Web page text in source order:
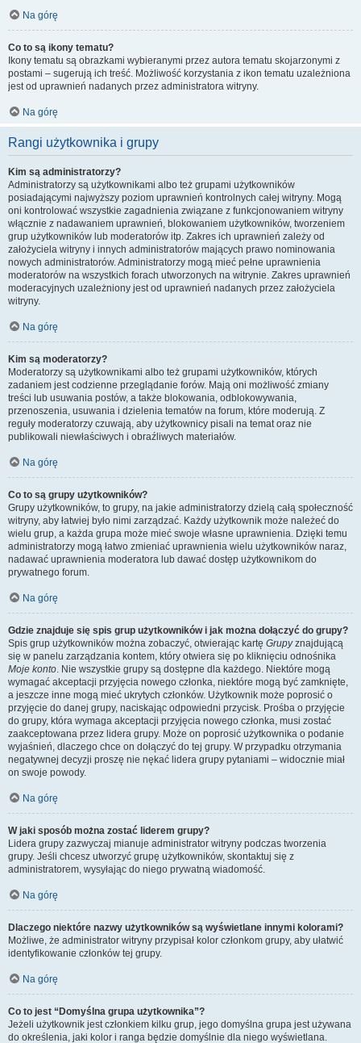
Na górę
Co to są ikony tematu?
Ikony tematu są obrazkami wybieranymi przez autora tematu skojarzonymi z
postami – sugerują ich treść. Możliwość korzystania z ikon tematu uzależniona
jest od uprawnień nadanych przez administratora witryny.
Na górę
Rangi użytkownika i grupy
Kim są administratorzy?
Administratorzy są użytkownikami albo też grupami użytkowników
posiadającymi najwyższy poziom uprawnień kontrolnych całej witryny. Mogą
oni kontrolować wszystkie zagadnienia związane z funkcjonowaniem witryny
włącznie z nadawaniem uprawnień, blokowaniem użytkowników, tworzeniem
grup użytkowników lub moderatorów itp. Zakres ich uprawnień zależy od
założyciela witryny i innych administratorów mających prawo nominowania
nowych administratorów. Administratorzy mogą mieć pełne uprawnienia
moderatorów na wszystkich forach utworzonych na witrynie. Zakres uprawnień
moderacyjnych uzależniony jest od uprawnień nadanych przez założyciela
witryny.
Na górę
Kim są moderatorzy?
Moderatorzy są użytkownikami albo też grupami użytkowników, których
zadaniem jest codzienne przeglądanie forów. Mają oni możliwość zmiany
treści lub usuwania postów, a także blokowania, odblokowywania,
przenoszenia, usuwania i dzielenia tematów na forum, które moderują. Z
reguły moderatorzy czuwają, aby użytkownicy pisali na temat oraz nie
publikowali niewłaściwych i obraźliwych materiałów.
Na górę
Co to są grupy użytkowników?
Grupy użytkowników, to grupy, na jakie administratorzy dzielą całą społeczność
witryny, aby łatwiej było nimi zarządzać. Każdy użytkownik może należeć do
wielu grup, a każda grupa może mieć swoje własne uprawnienia. Dzięki temu
administratorzy mogą łatwo zmieniać uprawnienia wielu użytkowników naraz,
nadawać uprawnienia moderatora lub dawać dostęp użytkownikom do
prywatnego forum.
Na górę
Gdzie znajduje się spis grup użytkowników i jak można dołączyć do grupy?
Spis grup użytkowników można zobaczyć, otwierając kartę Grupyznajdującą
się w panelu zarządzania kontem, który otwiera się po kliknięciu odnośnika
Moje konto. Nie wszystkie grupy są dostępne dla każdego. Niektóre mogą
wymagać akceptacji przyjęcia nowego członka, niektóre mogą być zamknięte,
a jeszcze inne mogą mieć ukrytych członków. Użytkownik może poprosić o
przyjęcie do danej grupy, naciskając odpowiedni przycisk. Prośba o przyjęcie
do grupy, która wymaga akceptacji przyjęcia nowego członka, musi zostać
zaakceptowana przez lidera grupy. Może on poprosić użytkownika o podanie
wyjaśnień, dlaczego chce on dołączyć do tej grupy. W przypadku otrzymania
negatywnej decyzji proszę nie nękać lidera grupy pytaniami – widocznie miał
on swoje powody.
Na górę
W jaki sposób można zostać liderem grupy?
Lidera grupy zazwyczaj mianuje administrator witryny podczas tworzenia
grupy. Jeśli chcesz utworzyć grupę użytkowników, skontaktuj się z
administratorem, wysyłając do niego prywatną wiadomość.
Na górę
Dlaczego niektóre nazwy użytkowników są wyświetlane innymi kolorami?
Możliwe, że administrator witryny przypisał kolor członkom grupy, aby ułatwić
identyfikowanie członków tej grupy.
Na górę
Co to jest “Domyślna grupa użytkownika”?
Jeżeli użytkownik jest członkiem kilku grup, jego domyślna grupa jest używana
do określenia, jaki kolor i ranga będzie domyślnie dla niego wyświetlana.